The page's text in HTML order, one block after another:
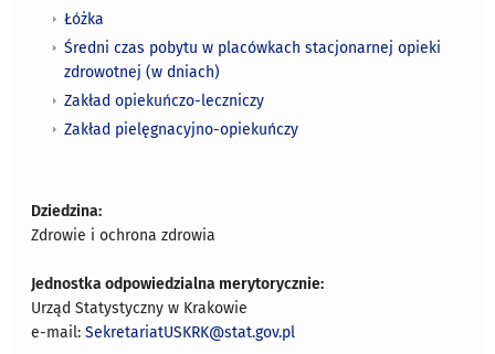
Łóżka
Średni czas pobytu w placówkach stacjonarnej opieki
zdrowotnej (w dniach)
Zakład opiekuńczo-leczniczy
Zakład pielęgnacyjno-opiekuńczy
Dziedzina:
Zdrowie i ochrona zdrowia
Jednostka odpowiedzialna merytorycznie:
Urząd Statystyczny w Krakowie
e-mail:SekretariatUSKRK@stat.gov.pl